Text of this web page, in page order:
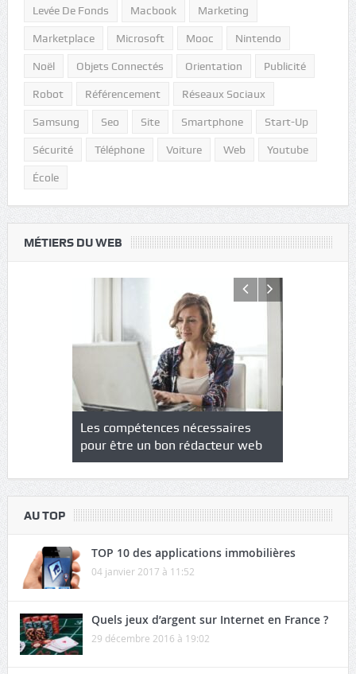
Levée De Fonds Macbook Marketing
Marketplace Microsoft Mooc Nintendo
Noël Objets Connectés Orientation Publicité
Robot Référencement Réseaux Sociaux
Samsung Seo Site Smartphone Start-Up
Sécurité Téléphone Voiture Web Youtube
École
MÉTIERS DU WEB
: un
Les compétences nécessaires
pour être un bon rédacteur web
Quel est
AU TOP
TOP 10 des applications immobilières
04 janvier 2017 à 11:52
Quels jeux d’argent sur Internet en France ?
29 décembre 2016 à 19:02